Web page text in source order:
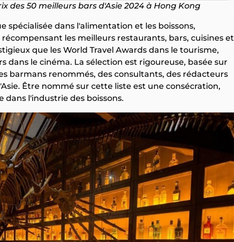
des 50 meilleurs bars d'Asie 2024 à Hong Kong
spécialisée dans l'alimentation et les boissons,
les meilleurs restaurants, bars, cuisines et
que les World Travel Awards dans le tourisme,
dans le cinéma. La sélection est rigoureuse, basée sur
barmans renommés, des consultants, des rédacteurs
Être nommé sur cette liste est une consécration,
l'industrie des boissons.